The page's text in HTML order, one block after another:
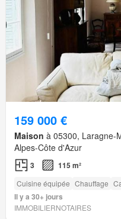
159 000 €
Maison à 05300, Laragne-
Alpes-Côte d'Azur
3 115 m²
Cuisine équipée Chauffage
Il y a 30+ jours
IMMOBILIERNOTAIRES